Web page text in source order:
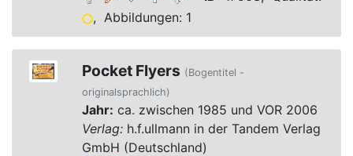
, Abbildungen: 1
Pocket Flyers (Bogentitel -
originalsprachlich)
Jahr: ca. zwischen 1985 und VOR 2006
Verlag:h.f.ullmann in der Tandem Verlag
GmbH (Deutschland)